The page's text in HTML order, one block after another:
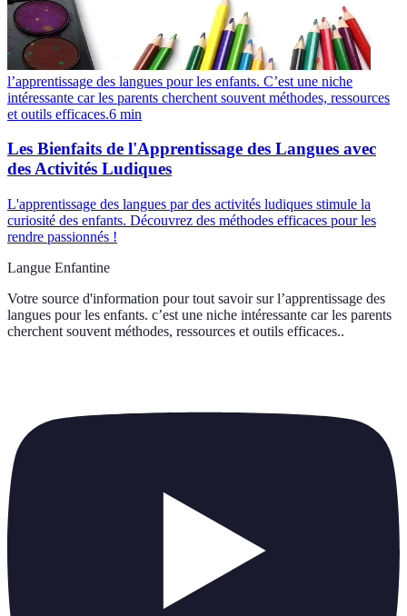
l’apprentissage des langues pour les enfants. C’est une niche
intéressante car les parents cherchent souvent méthodes, ressources
et outils efficaces.6 min
Les Bienfaits de l'Apprentissage des Langues avec
des Activités Ludiques
L'apprentissage des langues par des activités ludiques stimule la
curiosité des enfants. Découvrez des méthodes efficaces pour les
rendre passionnés !
Langue Enfantine
Votre source d'information pour tout savoir sur l’apprentissage des
langues pour les enfants. c’est une niche intéressante car les parents
cherchent souvent méthodes, ressources et outils efficaces..